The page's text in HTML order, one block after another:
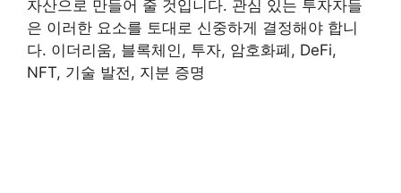
자산으로 만들어 줄 것입니다. 관심 있는 투자자들
은 이러한 요소를 토대로 신중하게 결정해야 합니
다. 이더리움, 블록체인, 투자, 암호화폐, DeFi,
NFT, 기술 발전, 지분 증명